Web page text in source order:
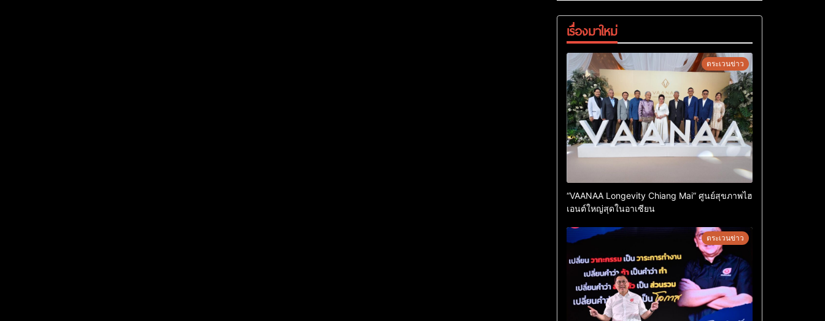
เรื่องมาใหม่
ตระเวนข่าว
“VAANAA Longevity Chiang Mai” ศูนย์สุขภาพไฮ
เอนต์ใหญ่สุดในอาเซียน
ตระเวนข่าว